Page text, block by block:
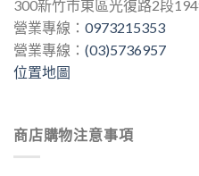
300新竹市東區光復路2段
營業專線： 0973215353
營業專線： (03)5736957
位置地圖
商店購物注意事項